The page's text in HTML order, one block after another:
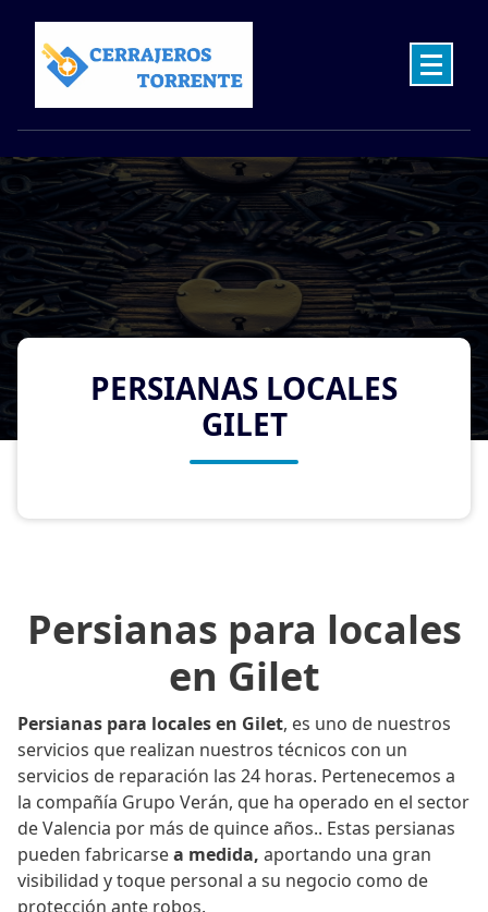
content
PERSIANAS LOCALES
GILET
Persianas para locales
en Gilet
Persianas para locales en Gilet, es uno de nuestros
servicios que realizan nuestros técnicos con un
servicios de reparación las 24 horas. Pertenecemos a
la compañía Grupo Verán, que ha operado en el sector
de Valencia por más de quince años.. Estas persianas
pueden fabricarsea medida, aportando una gran
visibilidad y toque personal a su negocio como de
protección ante robos.